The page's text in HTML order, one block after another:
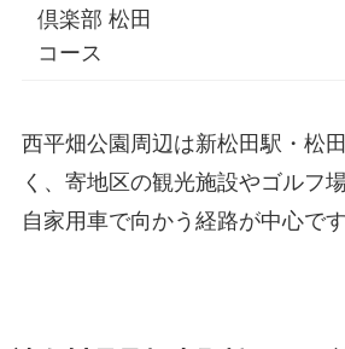
倶楽部 松田
コース
西平畑公園周辺は新松田駅・松
く、寄地区の観光施設やゴルフ
自家用車で向かう経路が中心です